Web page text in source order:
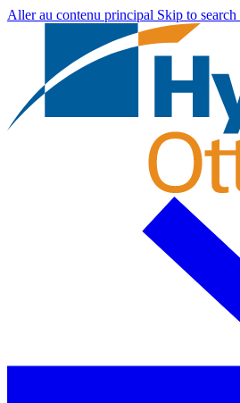
Aller au contenu principal Skip to search